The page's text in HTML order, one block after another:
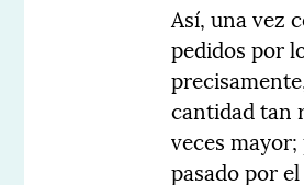
Así, una vez
pedidos por
cantidad tan
veces
pasado por